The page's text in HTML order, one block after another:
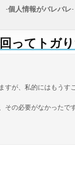
-個人情報がバレバレ-
ってトガ
すが、私的にはもうす
その必要がなかったです